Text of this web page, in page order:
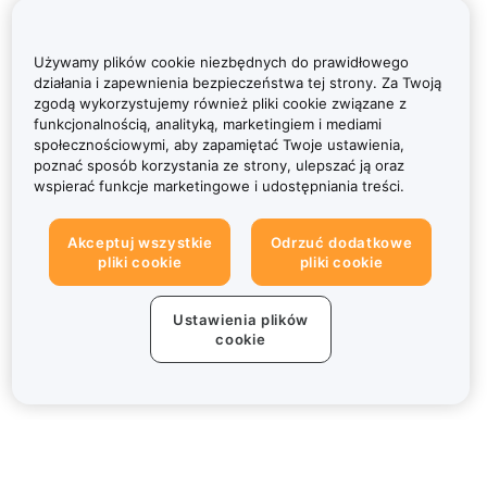
Używamy plików cookie niezbędnych do prawidłowego
działania i zapewnienia bezpieczeństwa tej strony. Za Twoją
zgodą wykorzystujemy również pliki cookie związane z
funkcjonalnością, analityką, marketingiem i mediami
społecznościowymi, aby zapamiętać Twoje ustawienia,
poznać sposób korzystania ze strony, ulepszać ją oraz
wspierać funkcje marketingowe i udostępniania treści.
Akceptuj wszystkie
pliki cookie
Odrzuć dodatkowe
pliki cookie
Ustawienia plików
cookie